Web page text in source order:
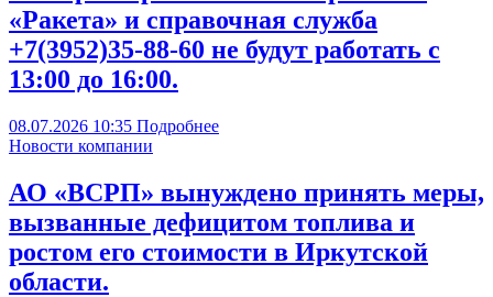
«Ракета» и справочная служба
+7(3952)35-88-60 не будут работать с
13:00 до 16:00.
08.07.2026 10:35 Подробнее
Новости компании
АО «ВСРП» вынуждено принять меры,
вызванные дефицитом топлива и
ростом его стоимости в Иркутской
области.